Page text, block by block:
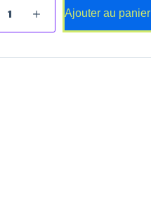
Ajouter au panier